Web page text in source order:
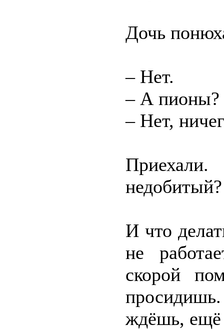
Дочь
– Нет.
– А пионы?
– Нет,
недобитый?
И что
не
скорой
ждёшь, ещё